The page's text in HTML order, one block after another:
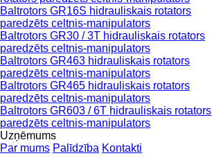
Baltrotors GR16S hidrauliskais rotators
paredzēts celtnis-manipulators
Baltrotors GR30 / 3T hidrauliskais rotators
paredzēts celtnis-manipulators
Baltrotors GR463 hidrauliskais rotators
paredzēts celtnis-manipulators
Baltrotors GR465 hidrauliskais rotators
paredzēts celtnis-manipulators
Baltrotors GR603 / 6T hidrauliskais rotators
paredzēts celtnis-manipulators
Uzņēmums
Par mums Palīdzība Kontakti